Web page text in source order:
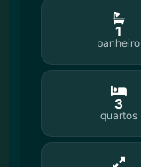
1
banheiro
3
quartos